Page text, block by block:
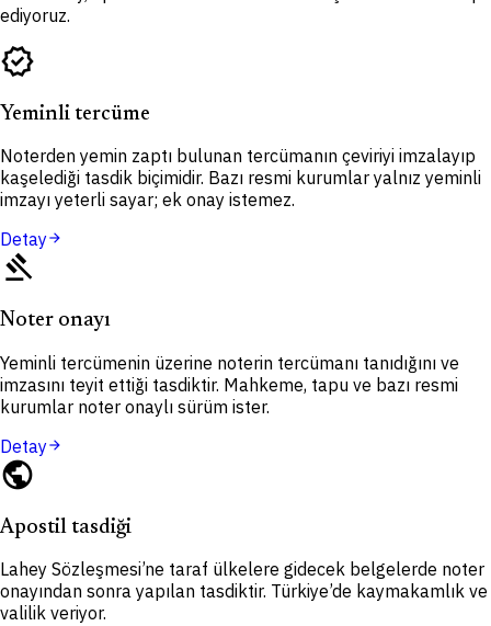
ediyoruz.
verified
Yeminli tercüme
Noterden yemin zaptı bulunan tercümanın çeviriyi imzalayıp
kaşelediği tasdik biçimidir. Bazı resmi kurumlar yalnız yeminli
imzayı yeterli sayar; ek onay istemez.
Detayarrow_forward
gavel
Noter onayı
Yeminli tercümenin üzerine noterin tercümanı tanıdığını ve
imzasını teyit ettiği tasdiktir. Mahkeme, tapu ve bazı resmi
kurumlar noter onaylı sürüm ister.
Detayarrow_forward
public
Apostil tasdiği
Lahey Sözleşmesi’ne taraf ülkelere gidecek belgelerde noter
onayından sonra yapılan tasdiktir. Türkiye’de kaymakamlık ve
valilik veriyor.